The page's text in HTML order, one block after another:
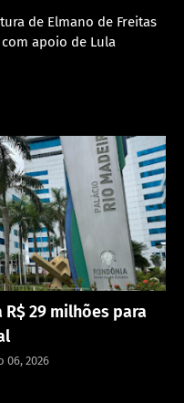
de Elmano de Freitas
apoio de Lula
29 milhões para
2026